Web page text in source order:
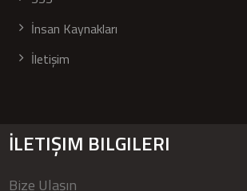
İnsan Kaynakları
İletişim
İLETIŞIM BILGILERI
Bize Ulaşın